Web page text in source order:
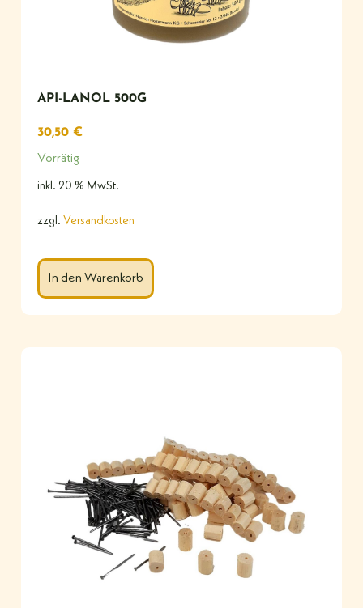
API-LANOL 500G
30,50 €
Vorrätig
inkl. 20 % MwSt.
zzgl. Versandkosten
In den Warenkorb